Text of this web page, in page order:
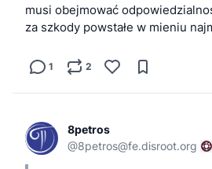
musi obejmować
za szkody powstałe w mieniu
1 2
8petros
@8petros@fe.disroot.org